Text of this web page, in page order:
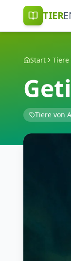
TIER
Start Tiere
Tiere von